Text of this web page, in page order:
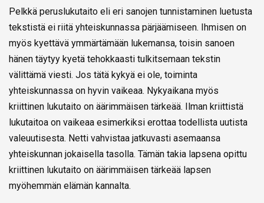
Pelkkä peruslukutaito eli eri sanojen tunnistaminen luetusta
tekstistä ei riitä yhteiskunnassa pärjäämiseen. Ihmisen on
myös kyettävä ymmärtämään lukemansa, toisin sanoen
hänen täytyy kyetä tehokkaasti tulkitsemaan tekstin
välittämä viesti. Jos tätä kykyä ei ole, toiminta
yhteiskunnassa on hyvin vaikeaa. Nykyaikana myös
kriittinen lukutaito on äärimmäisen tärkeää. Ilman kriittistä
lukutaitoa on vaikeaa esimerkiksi erottaa todellista uutista
valeuutisesta. Netti vahvistaa jatkuvasti asemaansa
yhteiskunnan jokaisella tasolla. Tämän takia lapsena opittu
kriittinen lukutaito on äärimmäisen tärkeää lapsen
myöhemmän elämän kannalta.